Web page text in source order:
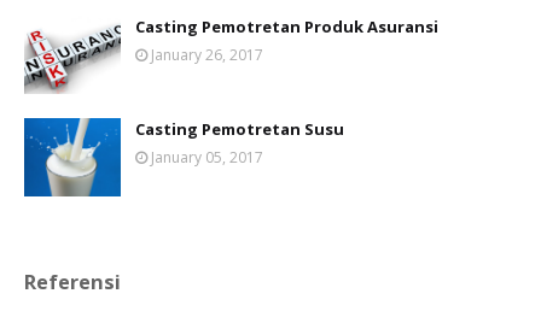
Casting Pemotretan Produk Asuransi
January 26, 2017
Casting Pemotretan Susu
January 05, 2017
Referensi